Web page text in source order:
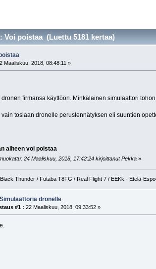
Voi poistaa (Luettu 5181 kertaa)
Maaliskuu, 2018, 08:48:11 »
dronen firmansa käyttöön. Minkälainen simulaattori
vain tosiaan dronelle peruslennätyksen eli suuntien
aiheen voi poistaa
24 Maaliskuu, 2018, 17:42:24 kirjoittanut Pekka»
Thunder / Futaba T8FG / Real Flight 7 / EEKk - Etelä-
dronelle
#1 : 22 Maaliskuu, 2018, 09:33:52 »